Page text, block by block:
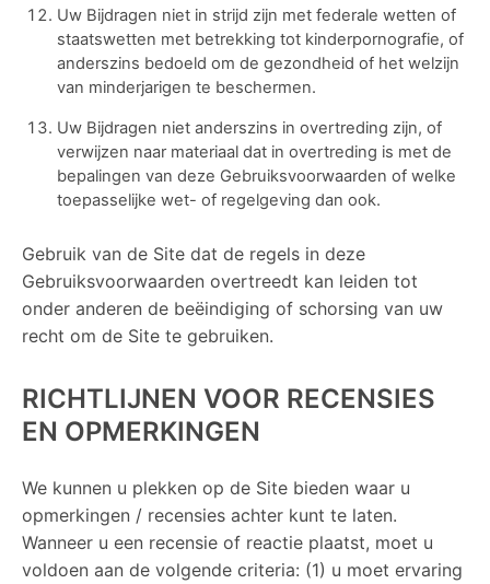
Uw Bijdragen niet in strijd zijn met federale wetten of
staatswetten met betrekking tot kinderpornografie, of
anderszins bedoeld om de gezondheid of het welzijn
van minderjarigen te beschermen.
Uw Bijdragen niet anderszins in overtreding zijn, of
verwijzen naar materiaal dat in overtreding is met de
bepalingen van deze Gebruiksvoorwaarden of welke
toepasselijke wet- of regelgeving dan ook.
Gebruik van de Site dat de regels in deze
Gebruiksvoorwaarden overtreedt kan leiden tot
onder anderen de beëindiging of schorsing van uw
recht om de Site te gebruiken.
RICHTLIJNEN VOOR RECENSIES
EN OPMERKINGEN
We kunnen u plekken op de Site bieden waar u
opmerkingen / recensies achter kunt te laten.
Wanneer u een recensie of reactie plaatst, moet u
voldoen aan de volgende criteria: (1) u moet ervaring